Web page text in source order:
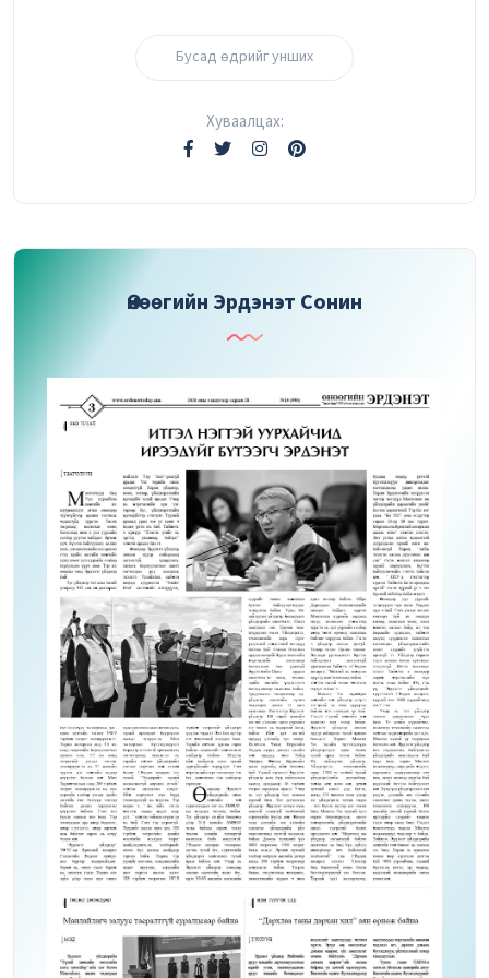
Бусад өдрийг унших
Хуваалцах:
Өнөөгийн Эрдэнэт Сонин